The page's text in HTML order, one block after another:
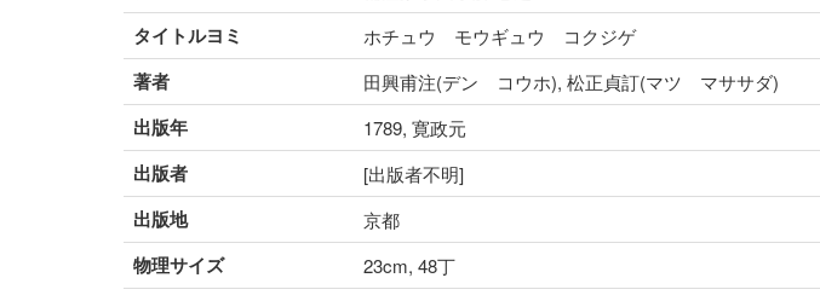
タイトルヨミ ホチュウ モウギュウ コクジゲ
著者 田興甫注(デン コウホ), 松正貞訂(マツ マササダ)
出版年 1789, 寛政元
出版者 [出版者不明]
出版地 京都
物理サイズ 23cm, 48丁